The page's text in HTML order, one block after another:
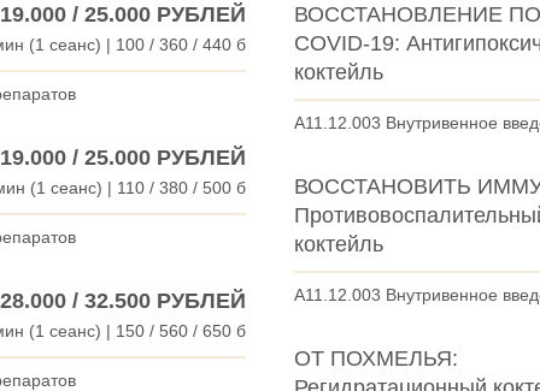
/ 25.000 РУБЛЕЙ
(1 сеанс) | 100 / 360 / 440 б
/ 25.000 РУБЛЕЙ
(1 сеанс) | 110 / 380 / 500 б
/ 32.500 РУБЛЕЙ
(1 сеанс) | 150 / 560 / 650 б
ВОССТАНОВЛЕНИЕ
COVID-19:
коктейль
A11.12.003 Внутривенное
ВОССТАНОВИТЬ
коктейль
A11.12.003 Внутривенное
ОТ ПОХМЕЛЬЯ: